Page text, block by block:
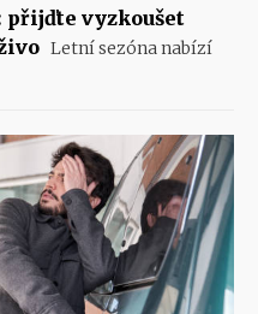
přijďte vyzkoušet
Letní sezóna nabízí